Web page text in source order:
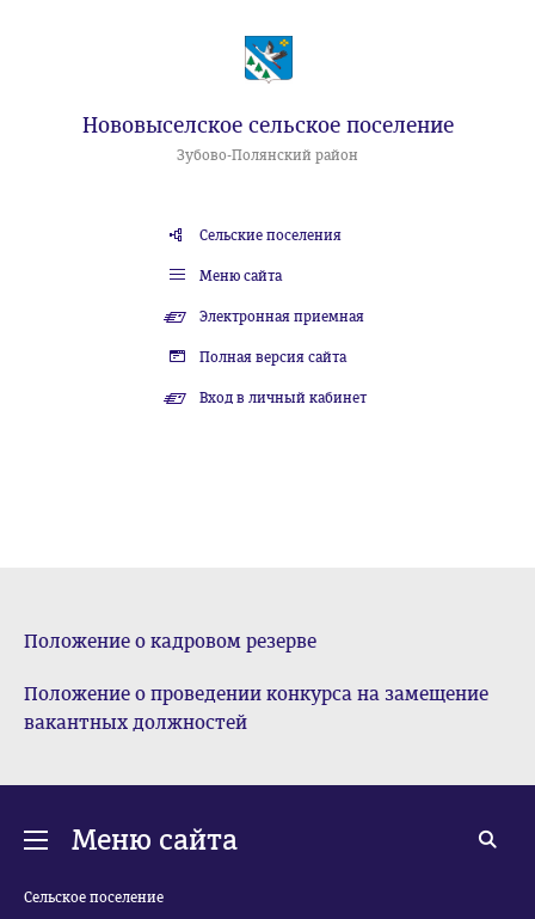
Нововыселское сельское поселение
Зубово-Полянский район
Сельские поселения
Меню сайта
Электронная приемная
Полная версия сайта
Вход в личный кабинет
Положение о кадровом резерве
Положение о проведении конкурса на замещение
вакантных должностей
Меню сайта
Сельское поселение